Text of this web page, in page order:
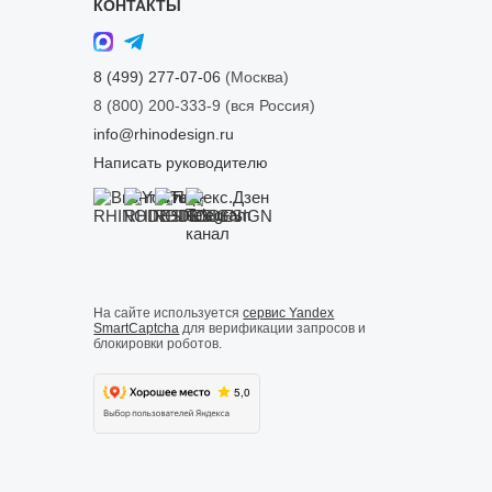
КОНТАКТЫ
8 (499) 277-07-06 (Москва)
8 (800) 200-333-9 (вся Россия)
info@rhinodesign.ru
Написать руководителю
На сайте используетсясервис Yandex
SmartCaptcha для верификации запросов и
блокировки роботов.